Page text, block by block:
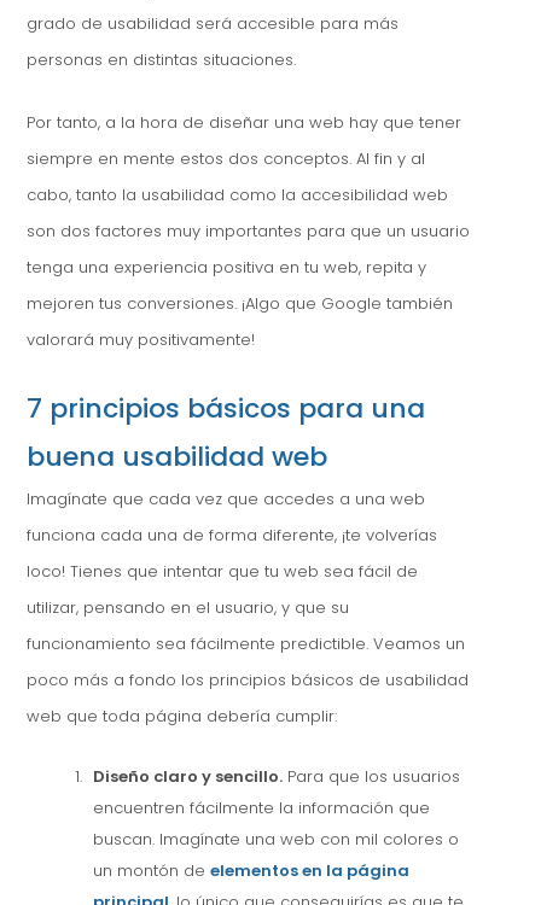
grado de usabilidad será accesible para más
personas en distintas situaciones.
Por tanto, a la hora de diseñar una web hay que tener
siempre en mente estos dos conceptos. Al fin y al
cabo, tanto la usabilidad como la accesibilidad web
son dos factores muy importantes para que un usuario
tenga una experiencia positiva en tu web, repita y
mejoren tus conversiones. ¡Algo que Google también
valorará muy positivamente!
7 principios básicos para una
buena usabilidad web
Imagínate que cada vez que accedes a una web
funciona cada una de forma diferente, ¡te volverías
loco! Tienes que intentar que tu web sea fácil de
utilizar, pensando en el usuario, y que su
funcionamiento sea fácilmente predictible. Veamos un
poco más a fondo los principios básicos de usabilidad
web que toda página debería cumplir:
Diseño claro y sencillo. Para que los usuarios
encuentren fácilmente la información que
buscan. Imagínate una web con mil colores o
un montón deelementos en la página